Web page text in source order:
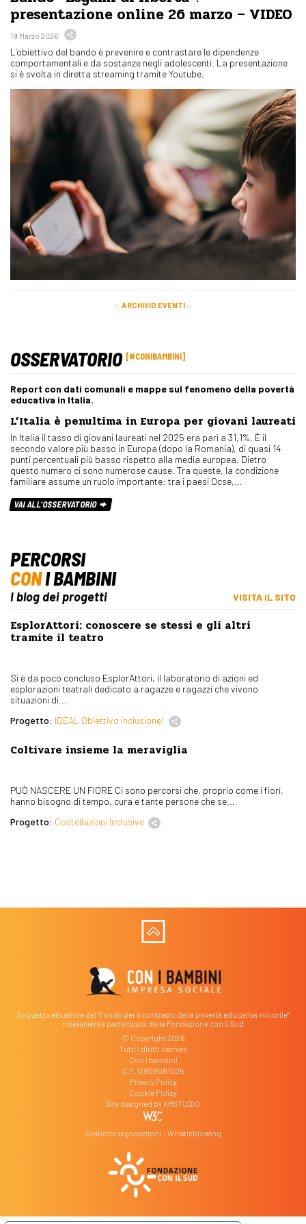
presentazione online 26 marzo – VIDEO
19 Marzo 2026
L’obiettivo del bando è prevenire e contrastare le dipendenze
comportamentali e da sostanze negli adolescenti. La presentazione
si è svolta in diretta streaming tramite Youtube.
ARCHIVIO EVENTI
OSSERVATORIO #CONIBAMBINI
Report con dati comunali e mappe sul fenomeno della povertà
educativa in Italia.
L’Italia è penultima in Europa per giovani laureati
In Italia il tasso di giovani laureati nel 2025 era pari a 31,1%. È il
secondo valore più basso in Europa (dopo la Romania), di quasi 14
punti percentuali più basso rispetto alla media europea. Dietro
questo numero ci sono numerose cause. Tra queste, la condizione
familiare assume un ruolo importante: tra i paesi Ocse,…
VAI ALL'OSSERVATORIO
PERCORSI
CONI BAMBINI
I blog dei progetti VISITA IL SITO
EsplorAttori: conoscere se stessi e gli altri
tramite il teatro
Si è da poco concluso EsplorAttori, il laboratorio di azioni ed
esplorazioni teatrali dedicato a ragazze e ragazzi che vivono
situazioni di...
Progetto: IDEAL Obiettivo inclusione!
Coltivare insieme la meraviglia
PUÒ NASCERE UN FIORE Ci sono percorsi che, proprio come i fiori,
hanno bisogno di tempo, cura e tante persone che se...
Progetto: Costellazioni Inclusive
Soggetto attuatore del "Fondo per il contrasto della povertà educativa minorile"
interamente partecipata dalla Fondazione con il Sud
© Copyright 2026
Tutti i diritti riservati
Con i bambini
C.F. 13909081005
Privacy Policy
Cookie Policy
Site designed by KMSTUDIO
Gestione segnalazioni – Whistleblowing